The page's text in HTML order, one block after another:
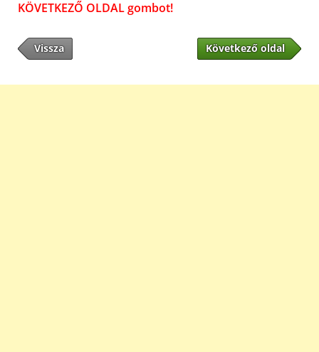
KÖVETKEZŐ OLDAL gombot!
Vissza Következő oldal